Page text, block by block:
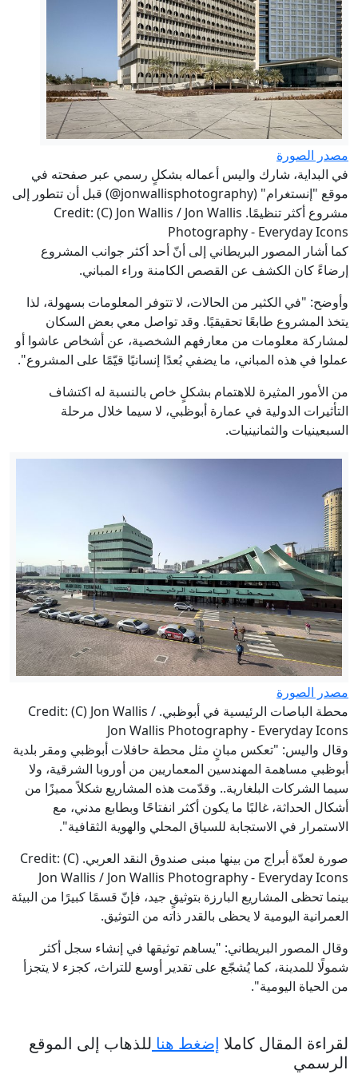
مصدر الصورة
في البداية، شارك واليس أعماله بشكلٍ رسمي عبر صفحته في
موقع "إنستغرام" (jonwallisphotography@) قبل أن تتطور إلى
مشروع أكثر تنظيمًا. Credit: (C) Jon Wallis / Jon Wallis
Photography - Everyday Icons
كما أشار المصور البريطاني إلى أنّ أحد أكثر جوانب المشروع
إرضاءً كان الكشف عن القصص الكامنة وراء المباني.
وأوضح: "في الكثير من الحالات، لا تتوفر المعلومات بسهولة، لذا
يتخذ المشروع طابعًا تحقيقيًا. وقد تواصل معي بعض السكان
لمشاركة معلومات من معارفهم الشخصية، عن أشخاص عاشوا أو
عملوا في هذه المباني، ما يضفي بُعدًا إنسانيًا قيّمًا على المشروع".
من الأمور المثيرة للاهتمام بشكلٍ خاص بالنسبة له اكتشاف
التأثيرات الدولية في عمارة أبوظبي، لا سيما خلال مرحلة
السبعينيات والثمانينيات.
مصدر الصورة
محطة الباصات الرئيسية في أبوظبي. Credit: (C) Jon Wallis /
Jon Wallis Photography - Everyday Icons
وقال واليس: "تعكس مبانٍ مثل محطة حافلات أبوظبي ومقر بلدية
أبوظبي مساهمة المهندسين المعماريين من أوروبا الشرقية، ولا
سيما الشركات البلغارية.. وقدّمت هذه المشاريع شكلاً مميزًا من
أشكال الحداثة، غالبًا ما يكون أكثر انفتاحًا وبطابع مدني، مع
الاستمرار في الاستجابة للسياق المحلي والهوية الثقافية".
صورة لعدّة أبراج من بينها مبنى صندوق النقد العربي. Credit: (C)
Jon Wallis / Jon Wallis Photography - Everyday Icons
بينما تحظى المشاريع البارزة بتوثيقٍ جيد، فإنّ قسمًا كبيرًا من البيئة
العمرانية اليومية لا يحظى بالقدر ذاته من التوثيق.
وقال المصور البريطاني: "يساهم توثيقها في إنشاء سجل أكثر
شمولًا للمدينة، كما يُشجّع على تقدير أوسع للتراث، كجزء لا يتجزأ
من الحياة اليومية".
لقراءة المقال كاملا إضغط هنا للذهاب إلى الموقع
الرسمي